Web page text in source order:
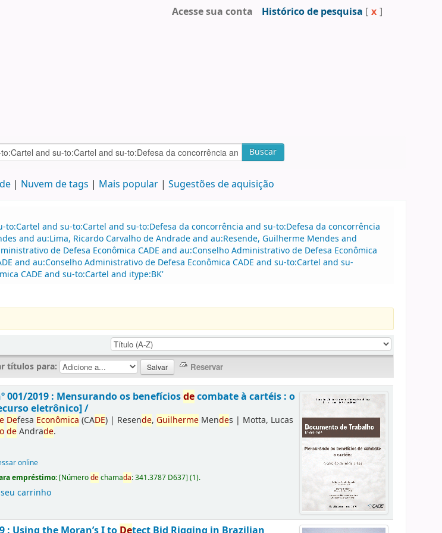
Acesse sua conta Histórico de pesquisa [ x ]
Buscar
Nuvem de tags Mais popular Sugestões de aquisição
and su-to:Cartel and su-to:Defesa da concorrência and su-to:Defesa da concorrência
and au:Lima, Ricardo Carvalho de Andrade and au:Resende, Guilherme Mendes and
de Defesa Econômica CADE and au:Conselho Administrativo de Defesa Econômica
and au:Conselho Administrativo de Defesa Econômica CADE and su-to:Cartel and su-
CADE and su-to:Cartel and itype:BK'
títulos para:
001/2019 : Mensurando os benefíciosdecombate à cartéis : o
eletrônico] /
Defesa Econômica (CADE) | Resende,Guilherme Mendes | Motta, Lucas
deAndrade.
online
empréstimo: [Númerodechamada:341.3787 D637](1).
carrinho